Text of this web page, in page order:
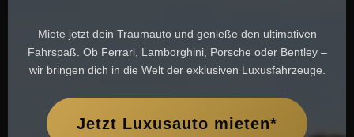
Miete jetzt dein Traumauto und genieße den ultimativen
Fahrspaß. Ob Ferrari, Lamborghini, Porsche oder Bentley –
wir bringen dich in die Welt der exklusiven Luxusfahrzeuge.
Jetzt Luxusauto mieten*